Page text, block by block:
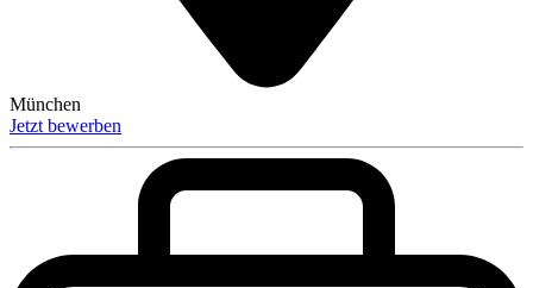
München
Jetzt bewerben